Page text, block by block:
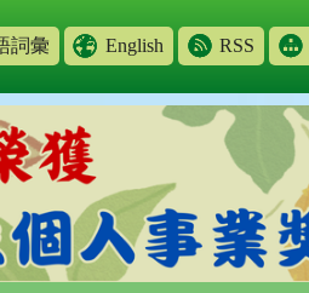
詞彙 English RSS